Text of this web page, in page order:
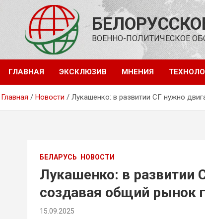
содержимому
ВОЕННО-ПОЛИТИЧЕСКОЕ
ГЛАВНАЯ ЭКСКЛЮЗИВ МНЕНИЯ
Главная Новости Лукашенко: в развитии СГ нужно
БЕЛАРУСЬ НОВОСТИ
Лукашенко: в развитии
создавая общий рынок
рынка
15.09.2025